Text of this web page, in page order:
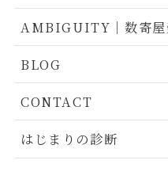
AMBIGUITY｜数寄屋
BLOG
CONTACT
はじまりの診断